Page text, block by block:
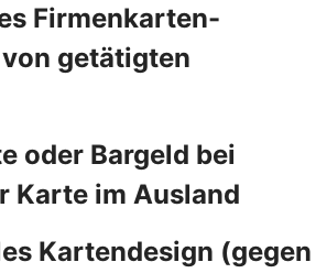
Firmenkarten-
getätigten
oder Bargeld bei
Karte im Ausland
Kartendesign (gegen